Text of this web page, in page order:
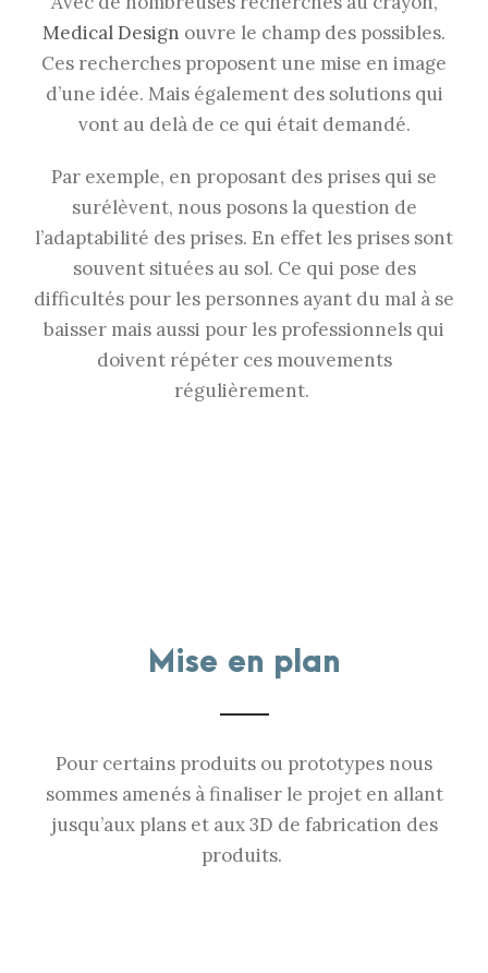
Medical Design ouvre le champ des possibles.
Ces recherches proposent une mise en image
d’une idée. Mais également des solutions qui
vont au delà de ce qui était demandé.
Par exemple, en proposant des prises qui se
surélèvent, nous posons la question de
l’adaptabilité des prises. En effet les prises sont
souvent situées au sol. Ce qui pose des
difficultés pour les personnes ayant du mal à se
baisser mais aussi pour les professionnels qui
doivent répéter ces mouvements
régulièrement.
Mise en plan
Pour certains produits ou prototypes nous
sommes amenés à finaliser le projet en allant
jusqu’aux plans et aux 3D de fabrication des
produits.